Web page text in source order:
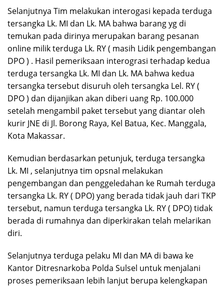
Selanjutnya Tim melakukan interogasi kepada terduga
tersangka Lk. MI dan Lk. MA bahwa barang yg di
temukan pada dirinya merupakan barang pesanan
online milik terduga Lk. RY ( masih Lidik pengembangan
DPO ) . Hasil pemeriksaan interograsi terhadap kedua
terduga tersangka Lk. MI dan Lk. MA bahwa kedua
tersangka tersebut disuruh oleh tersangka Lel. RY (
DPO ) dan dijanjikan akan diberi uang Rp. 100.000
setelah mengambil paket tersebut yang diantar oleh
kurir JNE di Jl. Borong Raya, Kel Batua, Kec. Manggala,
Kota Makassar.
Kemudian berdasarkan petunjuk, terduga tersangka
Lk. MI , selanjutnya tim opsnal melakukan
pengembangan dan penggeledahan ke Rumah terduga
tersangka Lk. RY ( DPO) yang berada tidak jauh dari TKP
tersebut, namun terduga tersangka Lk. RY ( DPO) tidak
berada di rumahnya dan diperkirakan telah melarikan
diri.
Selanjutnya terduga pelaku MI dan MA di bawa ke
Kantor Ditresnarkoba Polda Sulsel untuk menjalani
proses pemeriksaan lebih lanjut berupa kelengkapan